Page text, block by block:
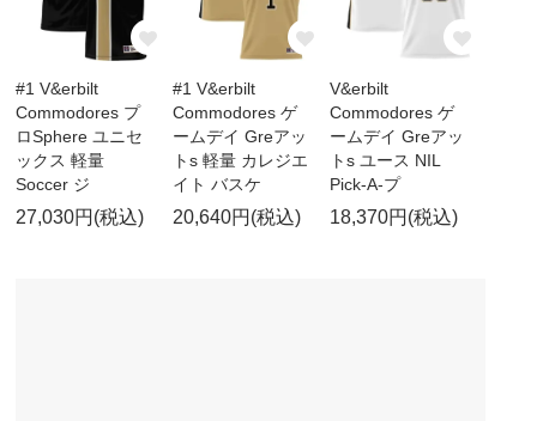
#1 V&erbilt
Commodores プ
ロSphere ユニセ
ックス 軽量
Soccer ジ
27,030円(税込)
#1 V&erbilt
Commodores ゲ
ームデイ Greアッ
トs 軽量 カレジエ
イト バスケ
20,640円(税込)
V&erbilt
Commodores ゲ
ームデイ Greアッ
トs ユース NIL
Pick-A-プ
18,370円(税込)